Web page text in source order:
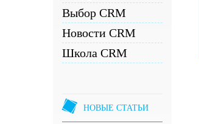
Выбор CRM
Новости CRM
Школа CRM
НОВЫЕ СТАТЬИ